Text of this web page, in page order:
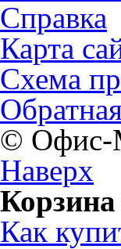
Справка
Карта
Схема
© Офис-
Наверх
Корзина
Как